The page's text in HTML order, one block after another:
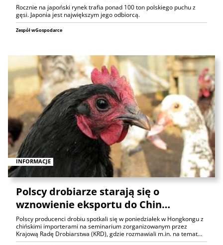
Rocznie na japoński rynek trafia ponad 100 ton polskiego puchu z
gęsi. Japonia jest największym jego odbiorcą.
Zespół wGospodarce
INFORMACJE
Polscy drobiarze starają się o
wznowienie eksportu do Chin…
Polscy producenci drobiu spotkali się w poniedziałek w Hongkongu z
chińskimi importerami na seminarium zorganizowanym przez
Krajową Radę Drobiarstwa (KRD), gdzie rozmawiali m.in. na temat…